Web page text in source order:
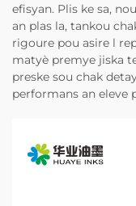
efisyan. Plis ke sa,
an plas la, tankou
rigoure pou asire l
matyè premye jiska
preske sou chak
performans an eleve